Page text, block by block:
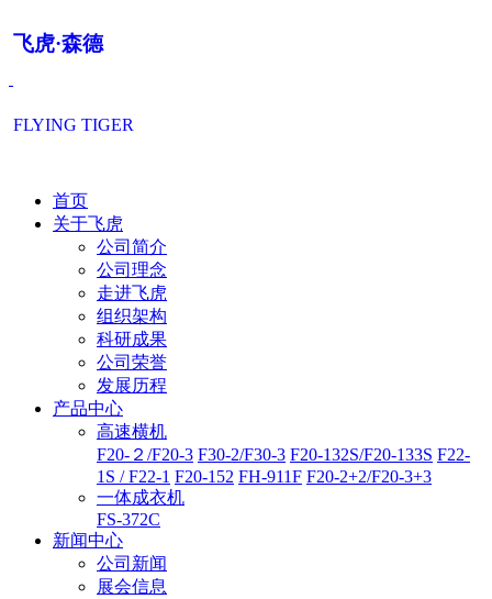
飞虎·森德
FLYING TIGER
首页
关于飞虎
公司简介
公司理念
走进飞虎
组织架构
科研成果
公司荣誉
发展历程
产品中心
高速横机
F20-２/F20-3 F30-2/F30-3 F20-132S/F20-133S F22-
1S / F22-1 F20-152 FH-911F F20-2+2/F20-3+3
一体成衣机
FS-372C
新闻中心
公司新闻
展会信息